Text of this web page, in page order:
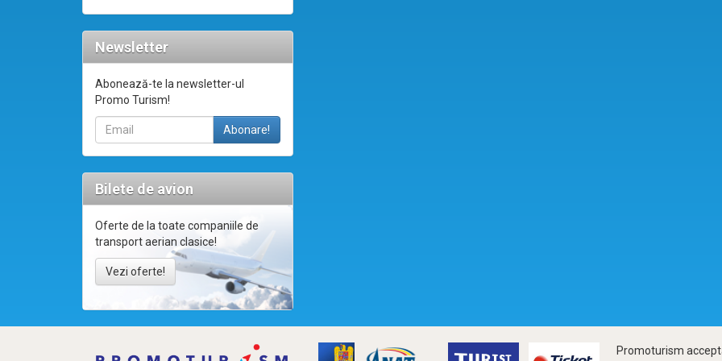
Newsletter
Abonează-te la newsletter-ul
Promo Turism!
Bilete de avion
Oferte de la toate companiile de
transport aerian clasice!
Vezi oferte!
Promoturism